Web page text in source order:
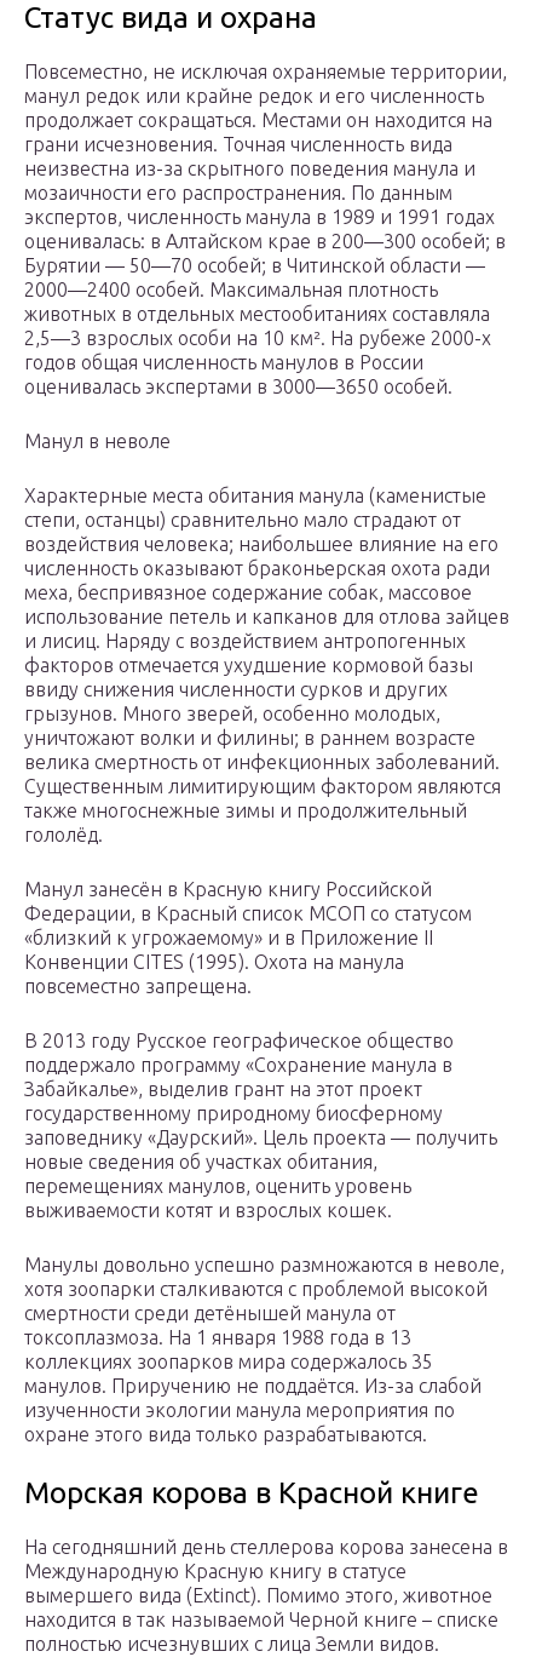
Статус вида и охрана
Повсеместно, не исключая охраняемые территории,
манул редок или крайне редок и его численность
продолжает сокращаться. Местами он находится на
грани исчезновения. Точная численность вида
неизвестна из-за скрытного поведения манула и
мозаичности его распространения. По данным
экспертов, численность манула в 1989 и 1991 годах
оценивалась: в Алтайском крае в 200—300 особей; в
Бурятии — 50—70 особей; в Читинской области —
2000—2400 особей. Максимальная плотность
животных в отдельных местообитаниях составляла
2,5—3 взрослых особи на 10 км². На рубеже 2000-х
годов общая численность манулов в России
оценивалась экспертами в 3000—3650 особей.
Манул в неволе
Характерные места обитания манула (каменистые
степи, останцы) сравнительно мало страдают от
воздействия человека; наибольшее влияние на его
численность оказывают браконьерская охота ради
меха, беспривязное содержание собак, массовое
использование петель и капканов для отлова зайцев
и лисиц. Наряду с воздействием антропогенных
факторов отмечается ухудшение кормовой базы
ввиду снижения численности сурков и других
грызунов. Много зверей, особенно молодых,
уничтожают волки и филины; в раннем возрасте
велика смертность от инфекционных заболеваний.
Существенным лимитирующим фактором являются
также многоснежные зимы и продолжительный
гололёд.
Манул занесён в Красную книгу Российской
Федерации, в Красный список МСОП со статусом
«близкий к угрожаемому» и в Приложение II
Конвенции CITES (1995). Охота на манула
повсеместно запрещена.
В 2013 году Русское географическое общество
поддержало программу «Сохранение манула в
Забайкалье», выделив грант на этот проект
государственному природному биосферному
заповеднику «Даурский». Цель проекта — получить
новые сведения об участках обитания,
перемещениях манулов, оценить уровень
выживаемости котят и взрослых кошек.
Манулы довольно успешно размножаются в неволе,
хотя зоопарки сталкиваются с проблемой высокой
смертности среди детёнышей манула от
токсоплазмоза. На 1 января 1988 года в 13
коллекциях зоопарков мира содержалось 35
манулов. Приручению не поддаётся. Из-за слабой
изученности экологии манула мероприятия по
охране этого вида только разрабатываются.
Морская корова в Красной книге
На сегодняшний день стеллерова корова занесена в
Международную Красную книгу в статусе
вымершего вида (Extinct). Помимо этого, животное
находится в так называемой Черной книге – списке
полностью исчезнувших с лица Земли видов.